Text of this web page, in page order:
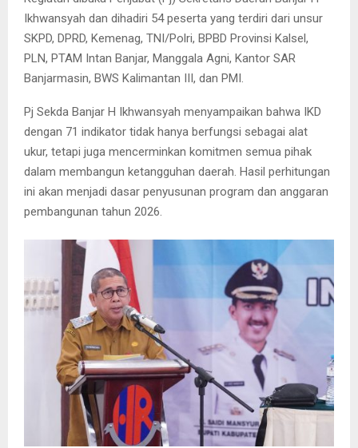
Ikhwansyah dan dihadiri 54 peserta yang terdiri dari unsur
SKPD, DPRD, Kemenag, TNI/Polri, BPBD Provinsi Kalsel,
PLN, PTAM Intan Banjar, Manggala Agni, Kantor SAR
Banjarmasin, BWS Kalimantan III, dan PMI.
Pj Sekda Banjar H Ikhwansyah menyampaikan bahwa IKD
dengan 71 indikator tidak hanya berfungsi sebagai alat
ukur, tetapi juga mencerminkan komitmen semua pihak
dalam membangun ketangguhan daerah. Hasil perhitungan
ini akan menjadi dasar penyusunan program dan anggaran
pembangunan tahun 2026.